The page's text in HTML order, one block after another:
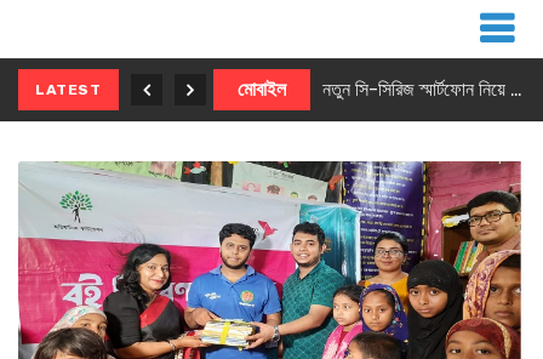
LATEST মোবাইল নতুন সি-সিরিজ স্মার্টফোন নিয়ে আসছে রিয়েলমি